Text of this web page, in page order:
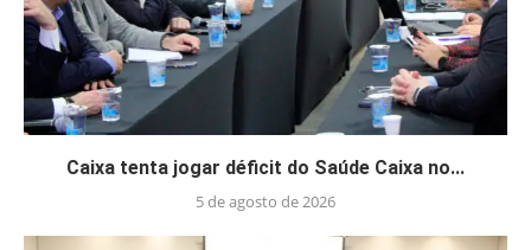
Caixa tenta jogar déficit do Saúde Caixa no...
5 de agosto de 2026